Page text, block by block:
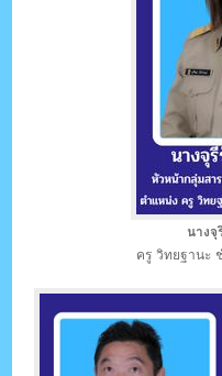
นางจุ
ครู วิทยฐานะ